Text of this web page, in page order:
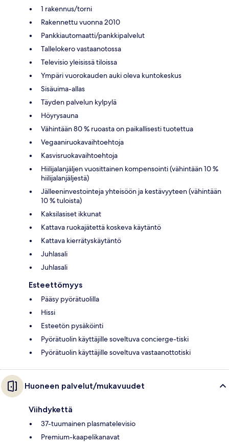
1 rakennus/torni
Rakennettu vuonna 2010
Pankkiautomaatti/pankkipalvelut
Tallelokero vastaanotossa
Televisio yleisissä tiloissa
Ympäri vuorokauden auki oleva kuntokeskus
Sisäuima-allas
Täyden palvelun kylpylä
Höyrysauna
Vähintään 80 % ruoasta on paikallisesti tuotettua
Vegaaniruokavaihtoehtoja
Kasvisruokavaihtoehtoja
Hiilijalanjäljen vuosittainen kompensointi (vähintään 10 %
hiilijalanjäljestä)
Jälleeninvestointeja yhteisöön ja kestävyyteen (vähintään
10 % tuloista)
Kaksilasiset ikkunat
Kattava ruokajätettä koskeva käytäntö
Kattava kierrätyskäytäntö
Juhlasali
Juhlasali
Esteettömyys
Pääsy pyörätuolilla
Hissi
Esteetön pysäköinti
Pyörätuolin käyttäjille soveltuva concierge-tiski
Pyörätuolin käyttäjille soveltuva vastaanottotiski
Huoneen palvelut/mukavuudet
Viihdykettä
37-tuumainen plasmatelevisio
Premium-kaapelikanavat